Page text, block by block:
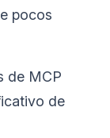
pocos
de MCP
de